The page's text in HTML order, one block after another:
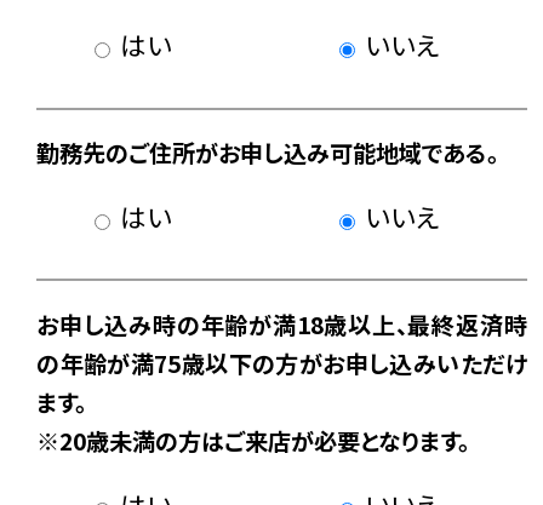
はい いいえ
勤務先のご住所がお申し込み可能地域である。
はい いいえ
お申し込み時の年齢が満18歳以上、最終返済時
の年齢が満75歳以下の方がお申し込みいただけ
ます。
※20歳未満の方はご来店が必要となります。